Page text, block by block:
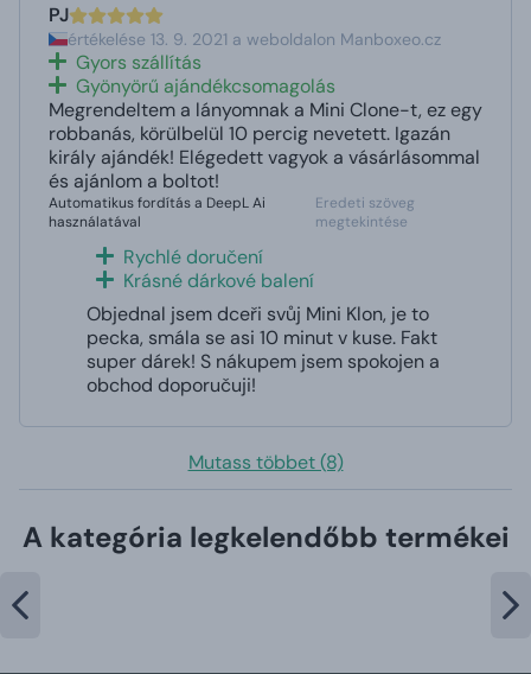
PJ
értékelése 13. 9. 2021 a weboldalon Manboxeo.cz
Gyors szállítás
Gyönyörű ajándékcsomagolás
Megrendeltem a lányomnak a Mini Clone-t, ez egy
robbanás, körülbelül 10 percig nevetett. Igazán
király ajándék! Elégedett vagyok a vásárlásommal
és ajánlom a boltot!
Automatikus fordítás a DeepL Ai
használatával
Eredeti szöveg
megtekintése
Rychlé doručení
Krásné dárkové balení
Objednal jsem dceři svůj Mini Klon, je to
pecka, smála se asi 10 minut v kuse. Fakt
super dárek! S nákupem jsem spokojen a
obchod doporučuji!
Mutass többet (8)
A kategória legkelendőbb termékei